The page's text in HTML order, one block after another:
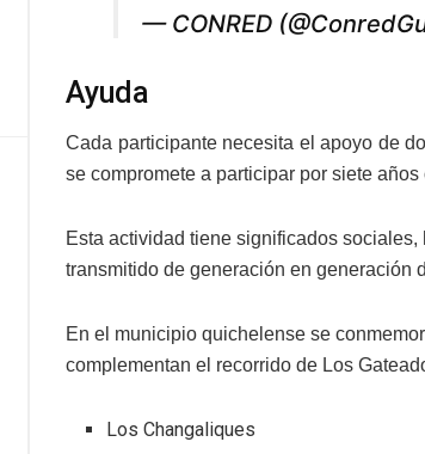
— CONRED
Ayuda
Cada participante necesita el apoyo de
se compromete a participar por siete
Esta actividad tiene significados
transmitido de generación en generación
En el municipio quichelense se
complementan el recorrido de Los
Los Changaliques